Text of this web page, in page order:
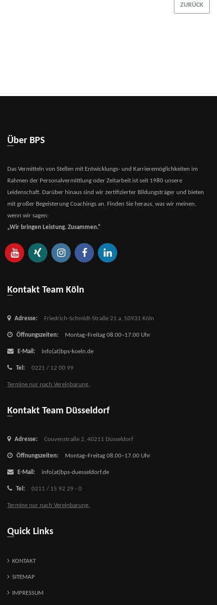
ZURÜCK
Über BPS
Das Vermitteln von Stellen mit Entwicklungs- und Karrieremöglichkeiten im
Rahmen der Personalvermittlung oder Zeitarbeit ist seit 1980 unsere
Leidenschaft. Darüber hinaus sind wir zertifizierter Bildungsträger und bieten
mit großer Begeisterung Coachings an. Finden Sie heraus, was wir meinen,
wenn wir sagen:
„Wir bringen Leistung. Zusammen.“
Kontakt Team Köln
Adresse: Friedrich-Schmidt-Straße 21 a, 50931 Köln
Öffnungszeiten: Montag–Freitag 08.00–17.00 Uhr
E-Mail: info(at)bps-koeln.de
Tel: 0221 / 12 00 99
Termine nur nach Vereinbarung.
Kontakt Team Düsseldorf
Adresse: Couvenstraße 2, 40211 Düsseldorf
Öffnungszeiten: Montag–Freitag 08.00–17.00 Uhr
E-Mail: info(at)bps-duesseldorf.de
Tel: 0211 / 15 92 29 - 0
Termine nur nach Vereinbarung.
Quick Links
KONTAKT
SITEMAP
IMPRESSUM